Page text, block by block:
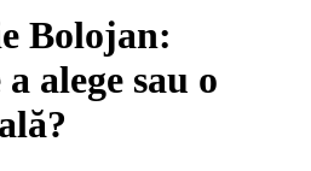
Bolojan:
alege sau o